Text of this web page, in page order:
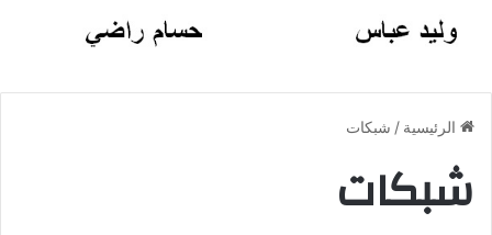
الرئيسية / شبكات
شبكات